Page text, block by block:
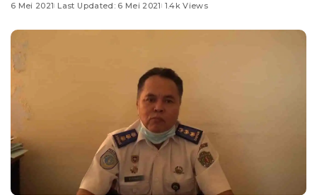
6 Mei 2021 Last Updated: 6 Mei 2021 1.4k Views